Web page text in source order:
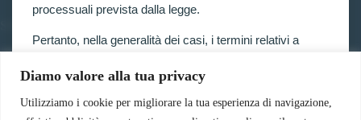
Diamo valore alla tua privacy
Utilizziamo i cookie per migliorare la tua esperienza di navigazione,
processuali prevista dalla legge.
Pertanto, nella generalità dei casi, i termini relativi a
processuali, compresi quelli dinanzi al TAR, sono
sospesi.
Concorsi pubblici
Pubblico impiego
Contratti con la pubblica amministrazione